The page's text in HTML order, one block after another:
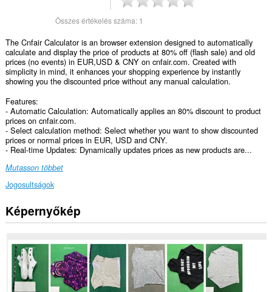
Összes értékelés száma: 1
The Cnfair Calculator is an browser extension designed to automatically
calculate and display the price of products at 80% off (flash sale) and old
prices (no events) in EUR,USD & CNY on cnfair.com. Created with
simplicity in mind, it enhances your shopping experience by instantly
showing you the discounted price without any manual calculation.
Features:
- Automatic Calculation: Automatically applies an 80% discount to product
prices on cnfair.com.
- Select calculation method: Select whether you want to show discounted
prices or normal prices in EUR, USD and CNY.
- Real-time Updates: Dynamically updates prices as new products are...
Mutasson többet
Jogosultságok
Ez
a
adatához
néhány
webhelyen.
Képernyőkép